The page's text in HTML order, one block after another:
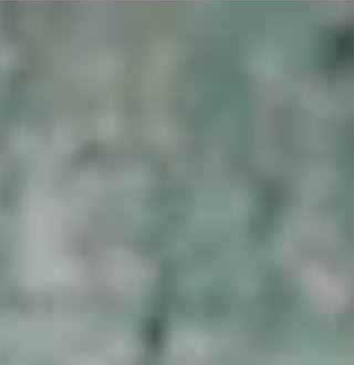
שקיבלתי בתחילת השנה ממנהלת בארגון בפגישה